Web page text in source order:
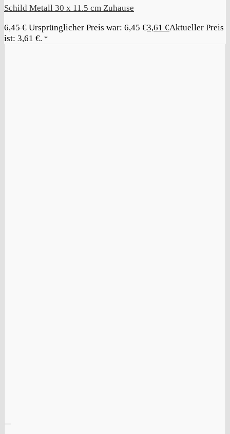
Schild Metall 30 x 11.5 cm Zuhause
6,45€ Ursprünglicher Preis war: 6,45 €3,61 €Aktueller Preis
ist: 3,61 €. *